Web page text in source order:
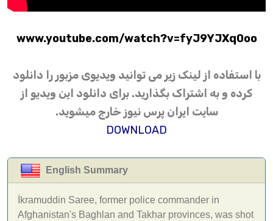
www.youtube.com/watch?v=fyJ9YJXq0oo
با استفاده از لینک زیر می توانید ویدیوی مزبور را دانلود
کرده و به اشتراک بگذارید. برای دانلود این ویدیو از
سایت ایران پرس نیوز خارج میشوید.
DOWNLOAD
English Summary
İkramuddin Saree, former police commander in
Afghanistan's Baghlan and Takhar provinces, was shot